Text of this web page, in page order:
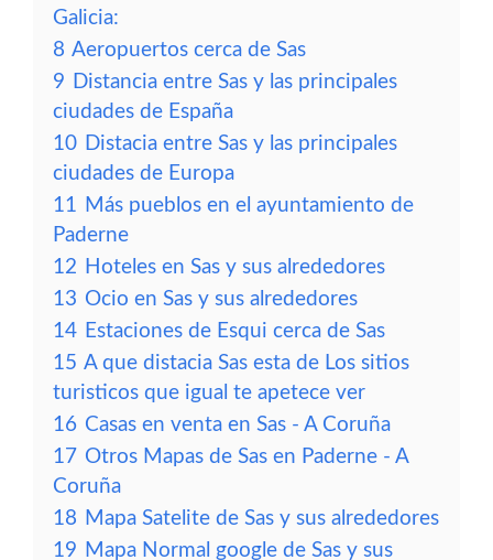
Galicia:
8 Aeropuertos cerca de Sas
9 Distancia entre Sas y las principales
ciudades de España
10 Distacia entre Sas y las principales
ciudades de Europa
11 Más pueblos en el ayuntamiento de
Paderne
12 Hoteles en Sas y sus alrededores
13 Ocio en Sas y sus alrededores
14 Estaciones de Esqui cerca de Sas
15 A que distacia Sas esta de Los sitios
turisticos que igual te apetece ver
16 Casas en venta en Sas - A Coruña
17 Otros Mapas de Sas en Paderne - A
Coruña
18 Mapa Satelite de Sas y sus alrededores
19 Mapa Normal google de Sas y sus